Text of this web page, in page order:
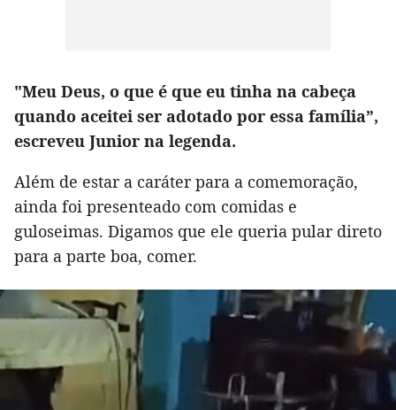
"Meu Deus, o que é que eu tinha na cabeça
quando aceitei ser adotado por essa família”,
escreveu Junior na legenda.
Além de estar a caráter para a comemoração,
ainda foi presenteado com comidas e
guloseimas. Digamos que ele queria pular direto
para a parte boa, comer.